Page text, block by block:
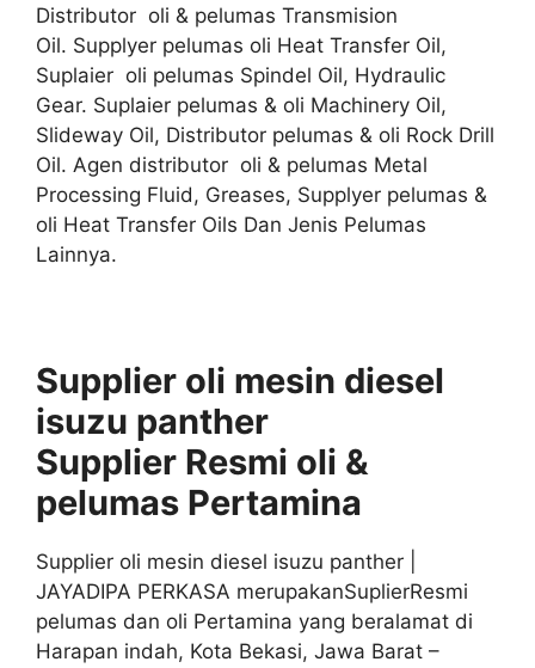
Distributor oli & pelumas Transmision
Oil. Supplyer pelumas oli Heat Transfer Oil,
Suplaier oli pelumas Spindel Oil, Hydraulic
Gear. Suplaier pelumas & oli Machinery Oil,
Slideway Oil, Distributor pelumas & oli Rock Drill
Oil. Agen distributor oli & pelumas Metal
Processing Fluid, Greases, Supplyer pelumas &
oli Heat Transfer Oils Dan Jenis Pelumas
Lainnya.
Supplier oli mesin diesel
isuzu panther
Supplier Resmi oli &
pelumas Pertamina
Supplier oli mesin diesel isuzu panther |
JAYADIPA PERKASA merupakanSuplierResmi
pelumas dan oli Pertamina yang beralamat di
Harapan indah, Kota Bekasi, Jawa Barat –